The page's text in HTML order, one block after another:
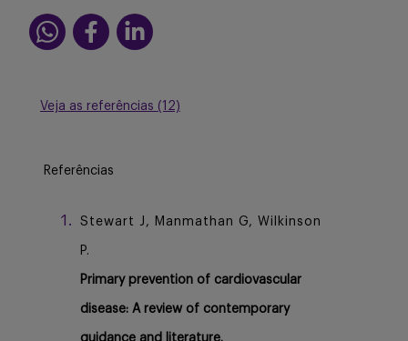
Veja as referências (12)
Referências
Stewart J, Manmathan G, Wilkinson
P.
Primary prevention of cardiovascular
disease: A review of contemporary